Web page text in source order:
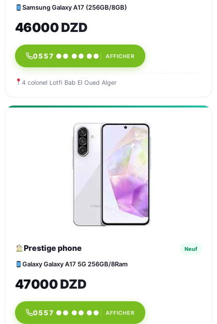
Samsung Galaxy A17 (256GB/8GB)
46000 DZD
0557 ●● ●● ●● AFFICHER
4 colonel Lotfi Bab El Oued Alger
Prestige phone Neuf
Galaxy Galaxy A17 5G 256GB/8Ram
47000 DZD
0557 ●● ●● ●● AFFICHER